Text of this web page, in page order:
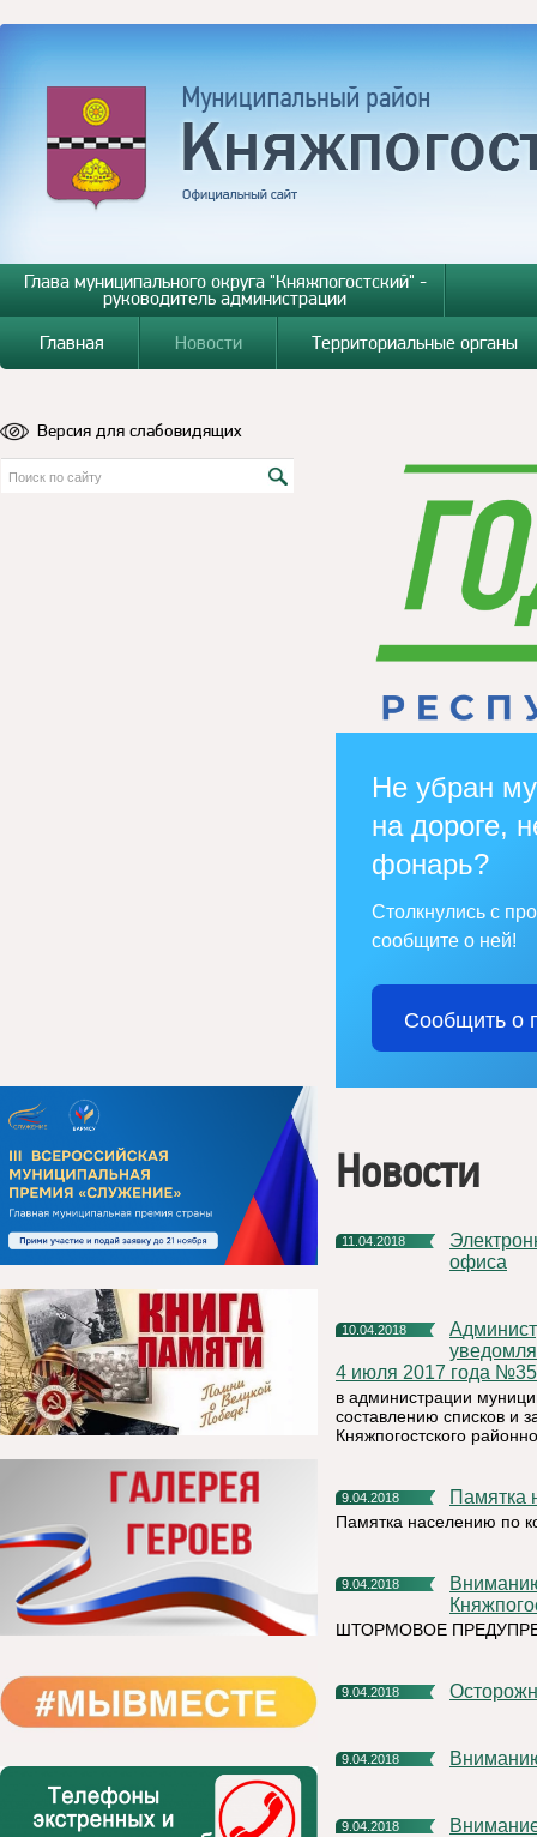
Глава муниципального округа "Княжпогостский" -
руководитель администрации
Главная
Новости Территориальные органы
Версия для слабовидящих
Не убран
на дороге,
фонарь?
Столкнулись с
сообщите о ней!
Сообщить о
Новости
11.04.2018
Электронная подпись, или услуги не выходя из дома и
офиса
10.04.2018
Администрация муниципального района «Княжпогостский»
4 июля 2017 года
в администрации
составлению списков и
Княжпогостского
9.04.2018
Памятка населению по
9.04.2018
Вниманию населения и руководителей организаций
ШТОРМОВОЕ
9.04.2018
9.04.2018
9.04.2018